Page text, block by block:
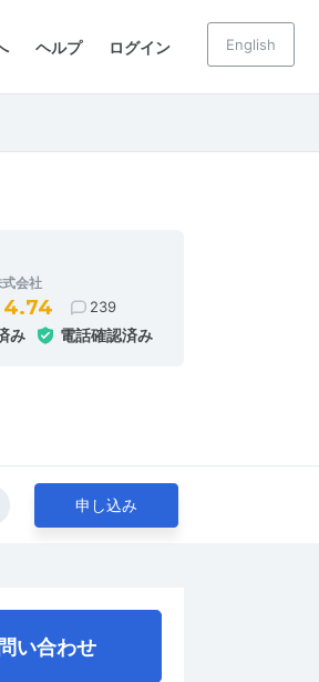
ヘルプ ログイン English
会社
4.74 239
み 電話確認済み
申し込み
い合わせ